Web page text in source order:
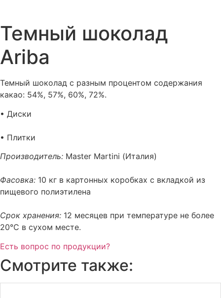
Темный шоколад
Ariba
Темный шоколад с разным процентом содержания
какао: 54%, 57%, 60%, 72%.
• Диски
• Плитки
Производитель: Master Martini (Италия)
Фасовка: 10 кг в картонных коробках с вкладкой из
пищевого полиэтилена
Срок хранения: 12 месяцев при температуре не более
20°С в сухом месте.
Есть вопрос по продукции?
Смотрите также: